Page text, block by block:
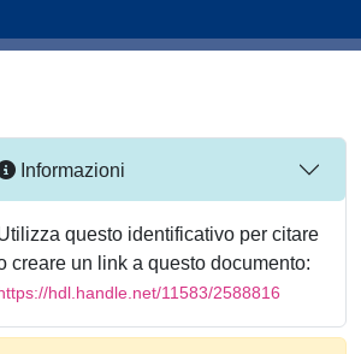
Informazioni
questo identificativo per citare
creare un link a questo documento:
hdl.handle.net/11583/2588816